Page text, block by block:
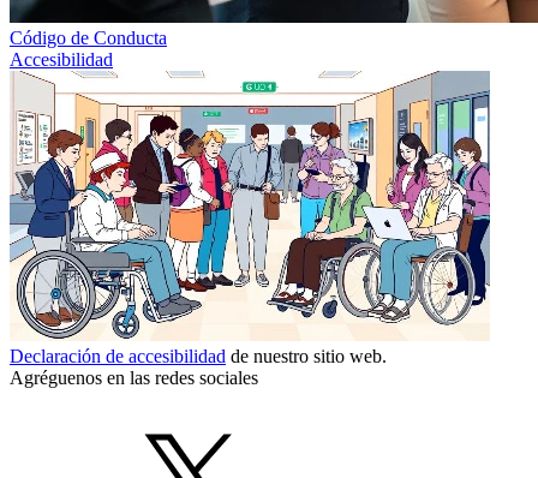
Código de Conducta
Accesibilidad
Declaración de accesibilidad de nuestro sitio web.
Agréguenos en las redes sociales